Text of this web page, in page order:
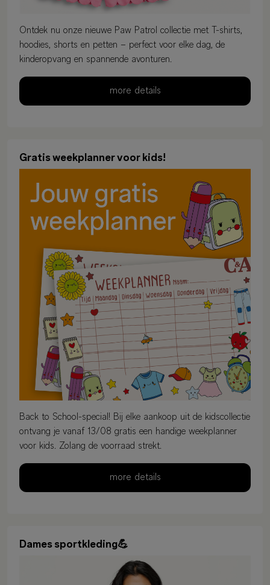
Ontdek nu onze nieuwe Paw Patrol collectie met T-shirts,
hoodies, shorts en petten – perfect voor elke dag, de
kinderopvang en spannende avonturen.
more details
Gratis weekplanner voor kids!
Back to School-special! Bij elke aankoop uit de kidscollectie
ontvang je vanaf 13/08 gratis een handige weekplanner
voor kids. Zolang de voorraad strekt.
more details
Dames sportkleding💪